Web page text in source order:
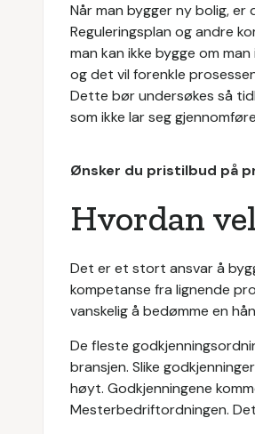
Når man bygger ny bolig, er
Reguleringsplan og andre
man kan ikke bygge om
og det vil forenkle
Dette bør undersøkes så
som ikke lar seg
Ønsker du pristilbud på
Hvordan
Det er et stort ansvar å
kompetanse fra lignende
vanskelig å bedømme en
De fleste
bransjen. Slike
høyt. Godkjenningene
Mesterbedriftordningen.